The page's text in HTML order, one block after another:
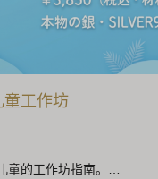
童工作坊
的工作坊指南。